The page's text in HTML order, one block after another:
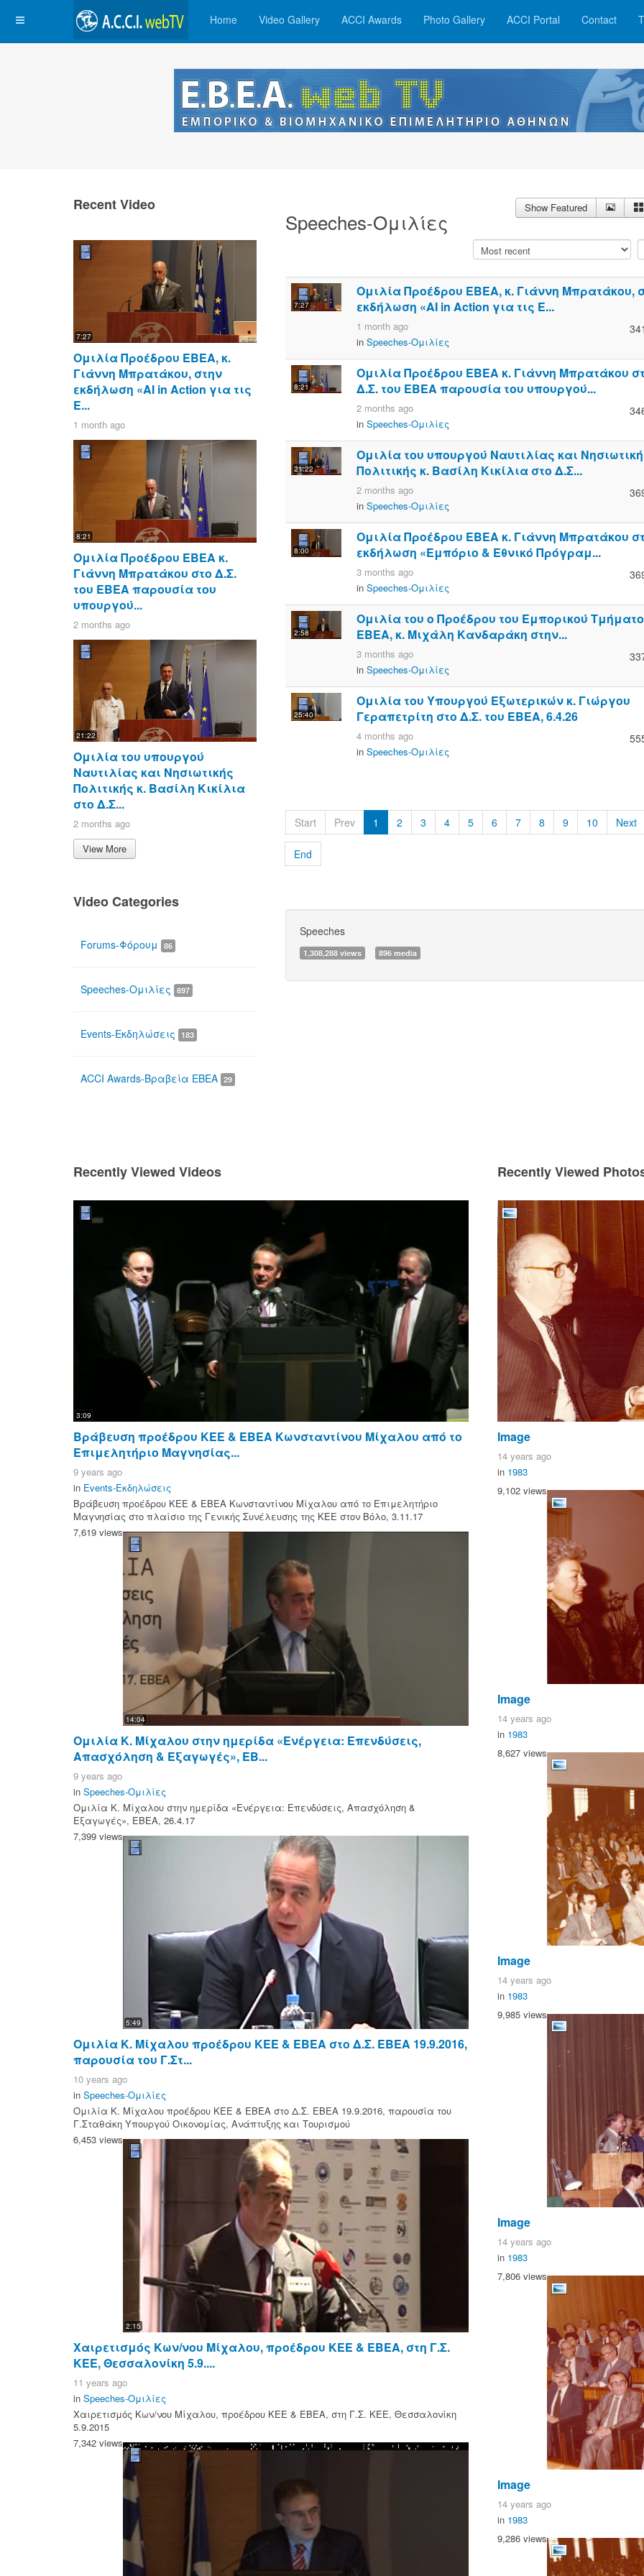
Home Video Gallery ACCI Awards Photo Gallery ACCI Portal Contact
Speeches-Ομιλίες
Show Featured
7:27
Ομιλία Προέδρου ΕΒΕΑ, κ. Γιάννη Μπρατάκου,
εκδήλωση «AI in Action για τις Ε...
1 month ago
in Speeches-Ομιλίες
8:21
Ομιλία Προέδρου ΕΒΕΑ κ. Γιάννη Μπρατάκου
Δ.Σ. του ΕΒΕΑ παρουσία του υπουργού...
2 months ago
in Speeches-Ομιλίες
21:22
Ομιλία του υπουργού Ναυτιλίας και
Πολιτικής κ. Βασίλη Κικίλια στο Δ.Σ...
2 months ago
in Speeches-Ομιλίες
8:00
Ομιλία Προέδρου ΕΒΕΑ κ. Γιάννη Μπρατάκου
εκδήλωση «Εμπόριο & Εθνικό Πρόγραμ...
3 months ago
in Speeches-Ομιλίες
2:58
Ομιλία του ο Προέδρου του Εμπορικού
ΕΒΕΑ, κ. Μιχάλη Κανδαράκη στην...
3 months ago
in Speeches-Ομιλίες
25:40
Ομιλία του Υπουργού Εξωτερικών κ. Γιώργου
Γεραπετρίτη στο Δ.Σ. του ΕΒΕΑ, 6.4.26
4 months ago
in Speeches-Ομιλίες
Start Prev 1 2 3 4 5 6 7 8 9 10 Next
End
Speeches
1,308,288 views 896 media
Recent Video
7:27
Ομιλία Προέδρου ΕΒΕΑ, κ.
Γιάννη Μπρατάκου, στην
εκδήλωση «AI in Action για τις
Ε...
1 month ago
8:21
Ομιλία Προέδρου ΕΒΕΑ κ.
Γιάννη Μπρατάκου στο Δ.Σ.
του ΕΒΕΑ παρουσία του
υπουργού...
2 months ago
21:22
Ομιλία του υπουργού
Ναυτιλίας και Νησιωτικής
Πολιτικής κ. Βασίλη Κικίλια
στο Δ.Σ...
2 months ago
View More
Video Categories
Forums-Φόρουμ 86
Speeches-Ομιλίες 897
Events-Εκδηλώσεις 183
ACCI Awards-Βραβεία ΕΒΕΑ 29
Recently Viewed Videos
3:09
Βράβευση προέδρου ΚΕΕ & ΕΒΕΑ Κωνσταντίνου Μίχαλου από το
Επιμελητήριο Μαγνησίας...
9 years ago
in Events-Εκδηλώσεις
Βράβευση προέδρου ΚΕΕ & ΕΒΕΑ Κωνσταντίνου Μίχαλου από το Επιμελητήριο
Μαγνησίας στο πλαίσιο της Γενικής Συνέλευσης της ΚΕΕ στον Βόλο, 3.11.17
7,619 views
14:04
Ομιλία Κ. Μίχαλου στην ημερίδα «Ενέργεια: Επενδύσεις,
Απασχόληση & Εξαγωγές», ΕΒ...
9 years ago
in Speeches-Ομιλίες
Ομιλία Κ. Μίχαλου στην ημερίδα «Ενέργεια: Επενδύσεις, Απασχόληση &
Εξαγωγές», ΕΒΕΑ, 26.4.17
7,399 views
5:49
Ομιλία Κ. Μίχαλου προέδρου ΚΕΕ & ΕΒΕΑ στο Δ.Σ. ΕΒΕΑ 19.9.2016,
παρουσία του Γ.Στ...
10 years ago
in Speeches-Ομιλίες
Ομιλία Κ. Μίχαλου προέδρου ΚΕΕ & ΕΒΕΑ στο Δ.Σ. ΕΒΕΑ 19.9.2016, παρουσία του
Γ.Σταθάκη Υπουργού Οικονομίας, Ανάπτυξης και Τουρισμού
6,453 views
2:15
Χαιρετισμός Κων/νου Μίχαλου, προέδρου ΚΕΕ & ΕΒΕΑ, στη Γ.Σ.
ΚΕΕ, Θεσσαλονίκη 5.9....
11 years ago
in Speeches-Ομιλίες
Χαιρετισμός Κων/νου Μίχαλου, προέδρου ΚΕΕ & ΕΒΕΑ, στη Γ.Σ. ΚΕΕ, Θεσσαλονίκη
5.9.2015
7,342 views
Recently Viewed
Image
14 years ago
in 1983
9,102 views
Image
14 years ago
in 1983
8,627 views
Image
14 years ago
in 1983
9,985 views
Image
14 years ago
in 1983
7,806 views
Image
14 years ago
in 1983
9,286 views